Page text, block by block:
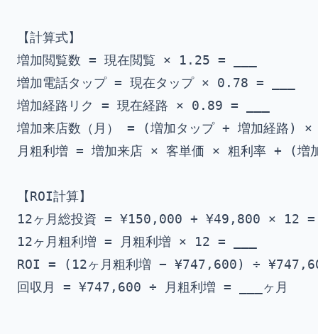
【計算式】
増加閲覧数 = 現在閲覧 × 1.25 = ___
増加電話タップ = 現在タップ × 0.78 = ___
増加経路リク = 現在経路 × 0.89 = ___
増加来店数（月） = (増加タップ + 増加経路)
月粗利増 = 増加来店 × 客単価 × 粗利率 + (
【ROI計算】
12ヶ月総投資 = ¥150,000 + ¥49,800 × 12
12ヶ月粗利増 = 月粗利増 × 12 = ___
ROI = (12ヶ月粗利増 − ¥747,600) ÷